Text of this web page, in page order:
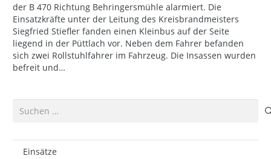
der B 470 Richtung Behringersmühle alarmiert. Die
Einsatzkräfte unter der Leitung des Kreisbrandmeisters
Siegfried Stiefler fanden einen Kleinbus auf der Seite
liegend in der Püttlach vor. Neben dem Fahrer befanden
sich zwei Rollstuhlfahrer im Fahrzeug. Die Insassen wurden
befreit und…
nach:
Einsätze